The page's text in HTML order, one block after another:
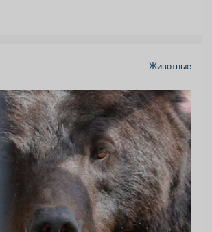
Животные